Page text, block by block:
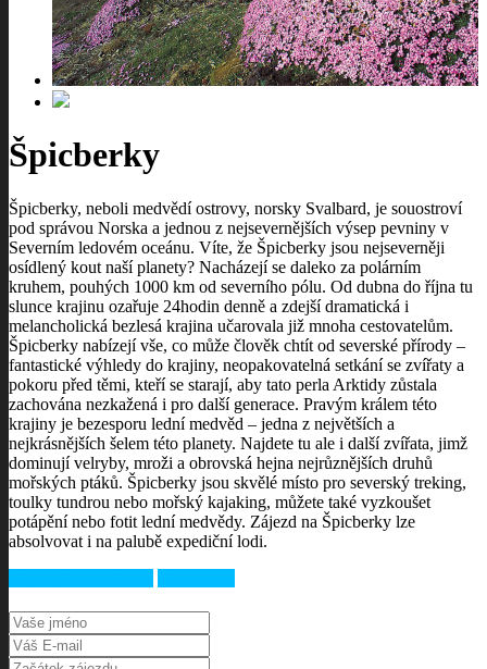
Špicberky
Špicberky, neboli medvědí ostrovy, norsky Svalbard, je souostroví
pod správou Norska a jednou z nejsevernějších výsep pevniny v
Severním ledovém oceánu. Víte, že Špicberky jsou nejseverněji
osídlený kout naší planety? Nacházejí se daleko za polárním
kruhem, pouhých 1000 km od severního pólu. Od dubna do října tu
slunce krajinu ozařuje 24hodin denně a zdejší dramatická i
melancholická bezlesá krajina učarovala již mnoha cestovatelům.
Špicberky nabízejí vše, co může člověk chtít od severské přírody –
fantastické výhledy do krajiny, neopakovatelná setkání se zvířaty a
pokoru před těmi, kteří se starají, aby tato perla Arktidy zůstala
zachována nezkažená i pro další generace. Pravým králem této
krajiny je bezesporu lední medvěd – jedna z největších a
nejkrásnějších šelem této planety. Najdete tu ale i další zvířata, jimž
dominují velryby, mroži a obrovská hejna nejrůznějších druhů
mořských ptáků. Špicberky jsou skvělé místo pro severský treking,
toulky tundrou nebo mořský kajaking, můžete také vyzkoušet
potápění nebo fotit lední medvědy. Zájezd na Špicberky lze
absolvovat i na palubě expediční lodi.